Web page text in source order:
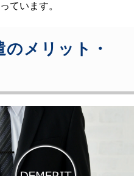
ています。
メリット・